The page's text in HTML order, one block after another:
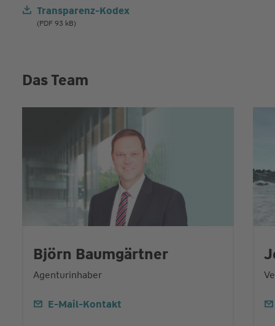
Transparenz-Kodex
(PDF 93 kB)
Das Team
Björn Baumgärtner
Agenturinhaber
E-Mail-Kontakt